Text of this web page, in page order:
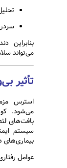
بنابراین
می‌تواند
تأثیر
استرس
می‌شود.
بافت‌های
سیستم
بیماری‌های
عوامل